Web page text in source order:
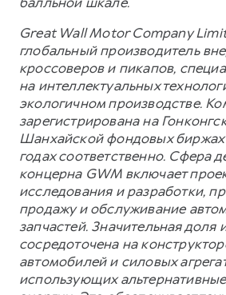
Great Wall Motor Company
глобальный производитель
кроссоверов и пикапов,
на интеллектуальных
экологичном производстве.
зарегистрирована на
Шанхайской фондовых биржах
годах соответственно. Сфера
концерна GWM включает
исследования и разработки,
продажу и обслуживание
запчастей. Значительная доля
сосредоточена на
автомобилей и силовых
использующих